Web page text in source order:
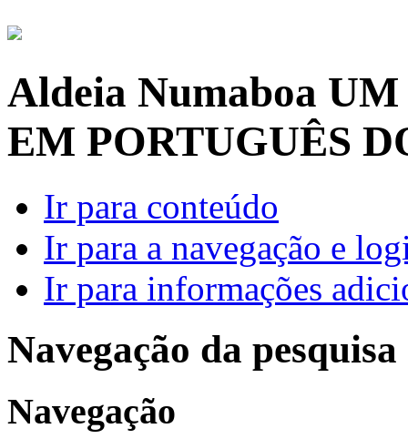
Aldeia Numaboa UM
EM PORTUGUÊS
Ir para conteúdo
Ir para a navegação e
Ir para informações
Navegação da pesquisa
Navegação